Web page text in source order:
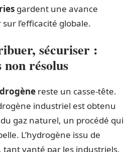
gardent une avance
l’efficacité globale.
sécuriser :
résolus
reste un casse-tête.
industriel est obtenu
gaz naturel, un procédé qui
L’hydrogène issu de
tant vanté par les industriels,